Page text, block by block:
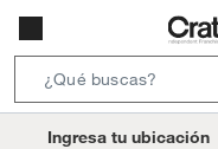
Ingresa tu ubicación